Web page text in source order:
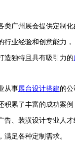
类广州展会提供定制化
行业经验和创意能力，
造独特且具有吸引力的
从事展台设计搭建的公
累了丰富的成功案例
、装潢设计专业人才
足各种定制需求。